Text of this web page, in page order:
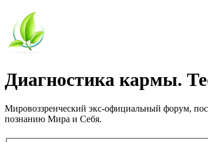
Диагностика кармы.
Мировоззренческий экс-официальный форум,
познанию Мира и Себя.